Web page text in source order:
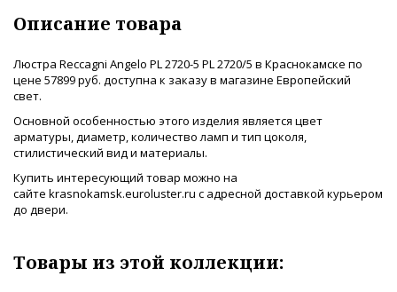
Описание товара
Люстра Reccagni Angelo PL 2720-5 PL 2720/5 в Краснокамске по
цене 57899 руб. доступна к заказу в магазине Европейский
свет.
Основной особенностью этого изделия является цвет
арматуры, диаметр, количество ламп и тип цоколя,
стилистический вид и материалы.
Купить интересующий товар можно на
сайте krasnokamsk.euroluster.ru с адресной доставкой курьером
до двери.
Товары из этой коллекции: